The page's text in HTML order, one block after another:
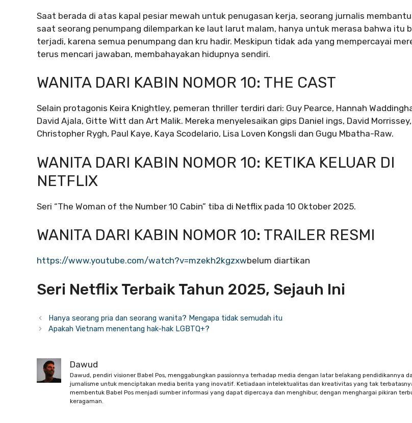
Saat berada di atas kapal pesiar mewah untuk penugasan kerja, seorang jurnalis
saat seorang penumpang dilemparkan ke laut larut malam, hanya untuk merasa bahwa itu
terjadi, karena semua penumpang dan kru hadir. Meskipun tidak ada yang mempercayai
terus mencari jawaban, membahayakan hidupnya sendiri.
WANITA DARI KABIN NOMOR 10: THE CAST
Selain protagonis Keira Knightley, pemeran thriller terdiri dari: Guy Pearce, Hannah
David Ajala, Gitte Witt dan Art Malik. Mereka menyelesaikan gips Daniel ings, David Morrissey,
Christopher Rygh, Paul Kaye, Kaya Scodelario, Lisa Loven Kongsli dan Gugu Mbatha-Raw.
WANITA DARI KABIN NOMOR 10: KETIKA KELUAR DI
NETFLIX
Seri “The Woman of the Number 10 Cabin” tiba di Netflix pada 10 Oktober 2025.
WANITA DARI KABIN NOMOR 10: TRAILER RESMI
https://www.youtube.com/watch?v=mzekh2kgzxwbelum diartikan
Seri Netflix Terbaik Tahun 2025, Sejauh Ini
Hanya seorang pria dan seorang wanita? Mengapa tidak semudah itu
Apakah Vietnam menentang hak-hak LGBTQ+?
Dawud
Dawud, pendiri visioner Babel Pos, menggabungkan passionnya terhadap media dengan latar belakang pendidikannya
jurnalisme untuk menciptakan media berita yang inovatif. Ketiadaan intelektualitas dan kreativitas yang tak
membentuk Babel Pos menjadi sumber informasi yang dapat dipercaya dan menghibur, dengan menghargai pikiran
keragaman.